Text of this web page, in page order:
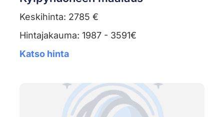
Keskihinta: 2785 €
Hintajakauma: 1987 - 3591€
Katso hinta